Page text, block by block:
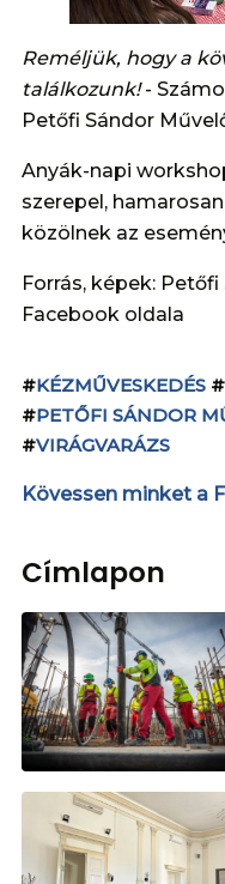
Reméljük, hogy a
találkozunk!-
Petőfi Sándor
Anyák-napi
szerepel,
közölnek az
Forrás, képek:
Facebook oldala
#KÉZMŰVESKEDÉS #
#PETŐFI SÁNDOR
#VIRÁGVARÁZS
Kövessen minket a
Címlapon